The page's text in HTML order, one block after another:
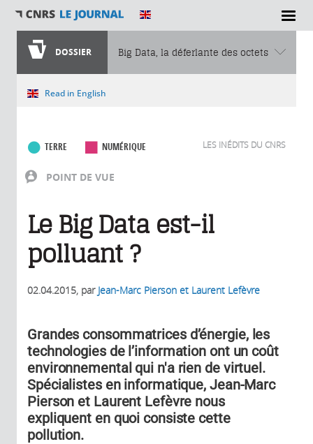
DOSSIER Big Data, la déferlante des octets
Vous êtes ici
Read in English
POINT DE VUE
TERRE NUMÉRIQUE LES INÉDITS DU CNRS
Le Big Data est-il
polluant ?
02.04.2015, par Jean-Marc Pierson et Laurent Lefèvre
Grandes consommatrices d’énergie, les
technologies de l’information ont un coût
environnemental qui n'a rien de virtuel.
Spécialistes en informatique, Jean-Marc
Pierson et Laurent Lefèvre nous
expliquent en quoi consiste cette
pollution.